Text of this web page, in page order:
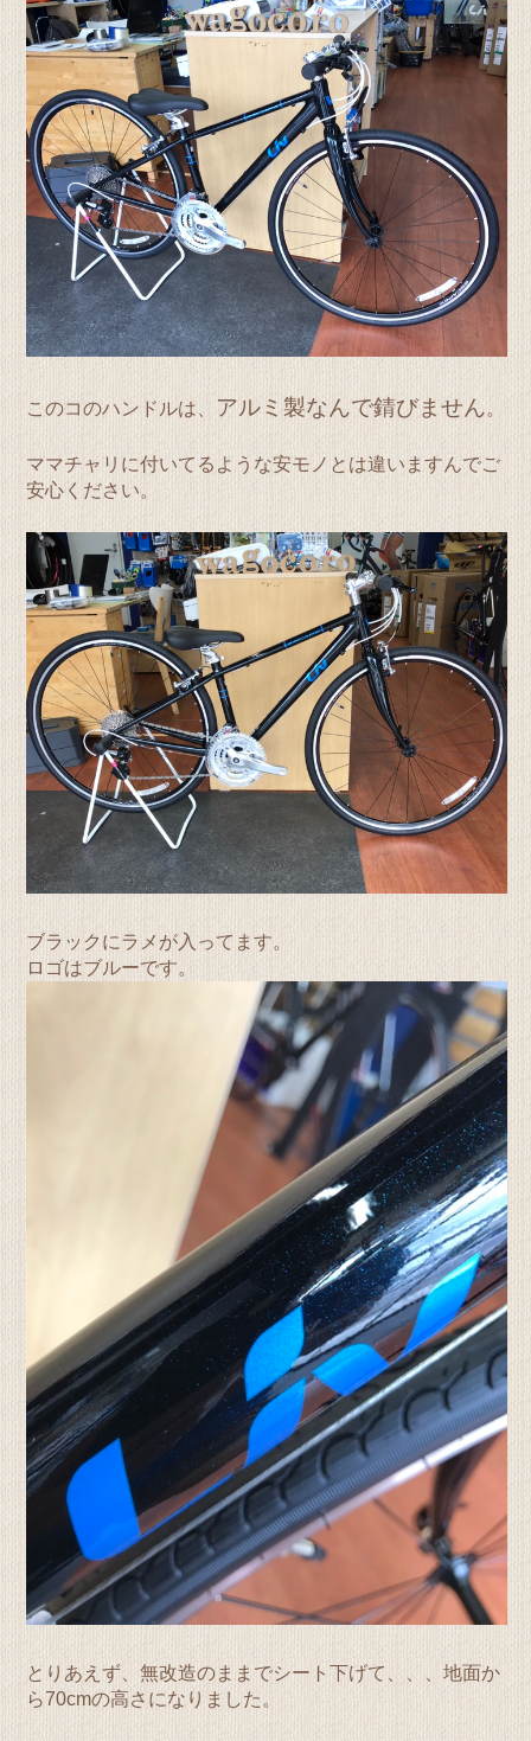
このコのハンドルは、 アルミ製なんで錆びません。
ママチャリに付いてるような安モノとは違いますんでご
安心ください。
ブラックにラメが入ってます。
ロゴはブルーです。
とりあえず、無改造のままでシート下げて、、、地面か
ら70cmの高さになりました。